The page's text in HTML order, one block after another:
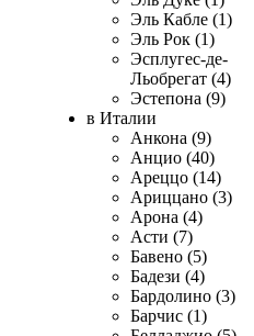
Эль Кабле (1)
Эль Рок (1)
Эсплугес-де-
Льобрегат (4)
Эстепона (9)
в Италии
Анкона (9)
Анцио (40)
Ареццо (14)
Ариццано (3)
Арона (4)
Асти (7)
Бавено (5)
Бадези (4)
Бардолино (3)
Барчис (1)